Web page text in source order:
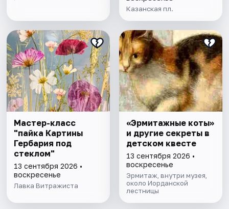
Казанская пл.
Мастер-класс
"пайка Картины
Гербария под
стеклом"
13 сентября 2026 •
воскресенье
Лавка Витражиста
«Эрмитажные коты»
и другие секреты в
детском квесте
13 сентября 2026 •
воскресенье
Эрмитаж, внутри музея,
около Иорданской
лестницы